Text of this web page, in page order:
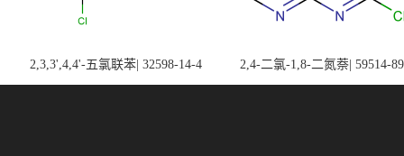
2,3,3',4,4'-五氯联苯| 32598-14-4 2,4-二氯-1,8-二氮萘| 59514-